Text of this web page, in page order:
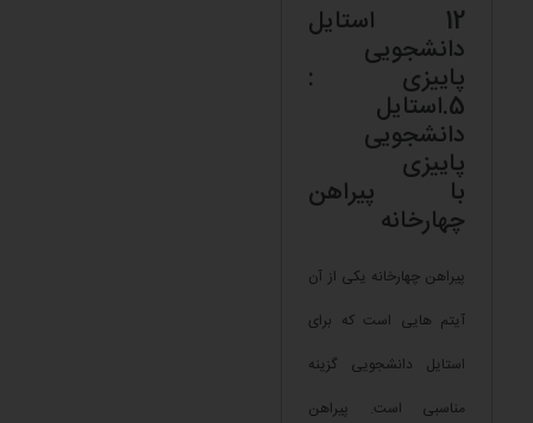
12 استایل
دانشجویی
پاییزی :
5.استایل
دانشجویی
پاییزی
با پیراهن
چهارخانه
پیراهن چهارخانه یکی از آن
آیتم هایی است که برای
استایل دانشجویی گزینه
مناسبی است. پیراهن